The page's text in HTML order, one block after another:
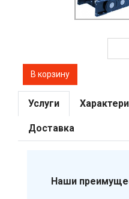
Услуги
Доставка
Наши